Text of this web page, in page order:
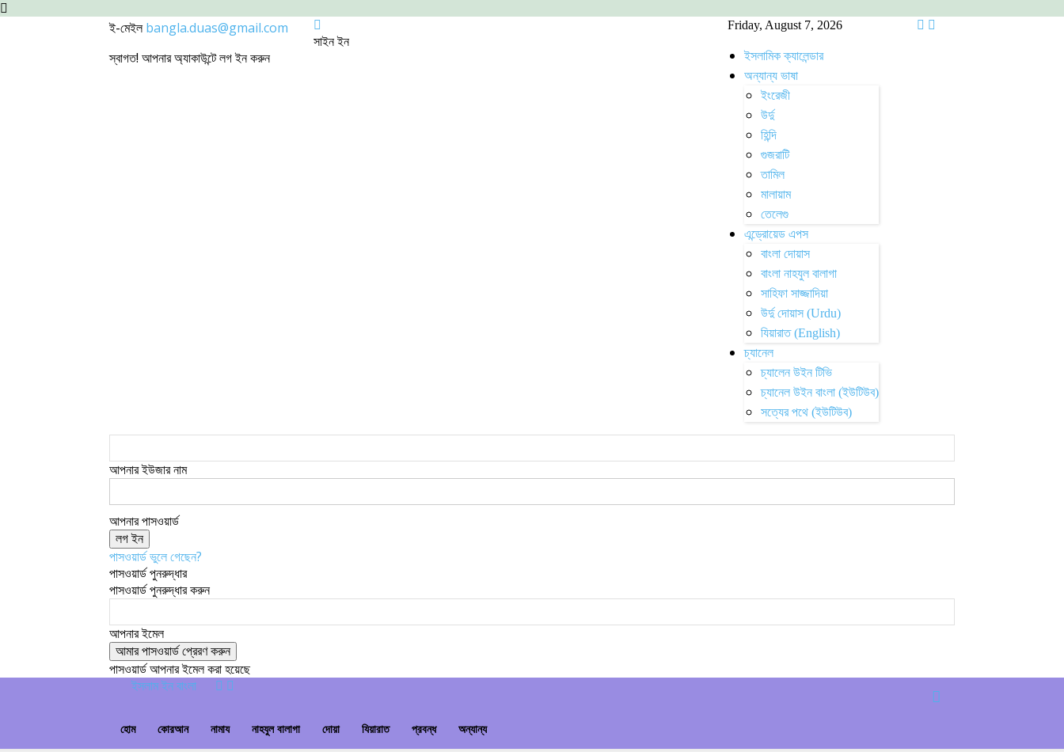
Friday, August 7, 2026
ইসলামিক ক্যালেন্ডার
অন্যান্য ভাষা
ইংরেজী
উর্দু
হিন্দি
গুজরাটি
তামিল
মালায়াম
তেলেগু
এন্ড্রোয়েড এপস
বাংলা দোয়াস
বাংলা নাহযুল বালাগা
সাহিফা সাজ্জাদিয়া
উর্দু দোয়াস (Urdu)
যিয়ারাত (English)
চ্যানেল
চ্যালেন উইন টিভি
চ্যানেল উইন বাংলা (ইউটিউব)
সত্যের পথে (ইউটিউব)
ই-মেইল bangla.duas@gmail.com
সাইন ইন
স্বাগত! আপনার অ্যাকাউন্টে লগ ইন করুন
আপনার ইউজার নাম
আপনার পাসওয়ার্ড
পাসওয়ার্ড ভুলে গেছেন?
পাসওয়ার্ড পুনরুদ্ধার
পাসওয়ার্ড পুনরুদ্ধার করুন
আপনার ইমেল
পাসওয়ার্ড আপনার ইমেল করা হয়েছে
ইসলাম ইন বাংলা
হোম কোরআন নামায নাহযুল বালাগা দোয়া যিয়ারাত প্রবন্ধ অন্যান্য